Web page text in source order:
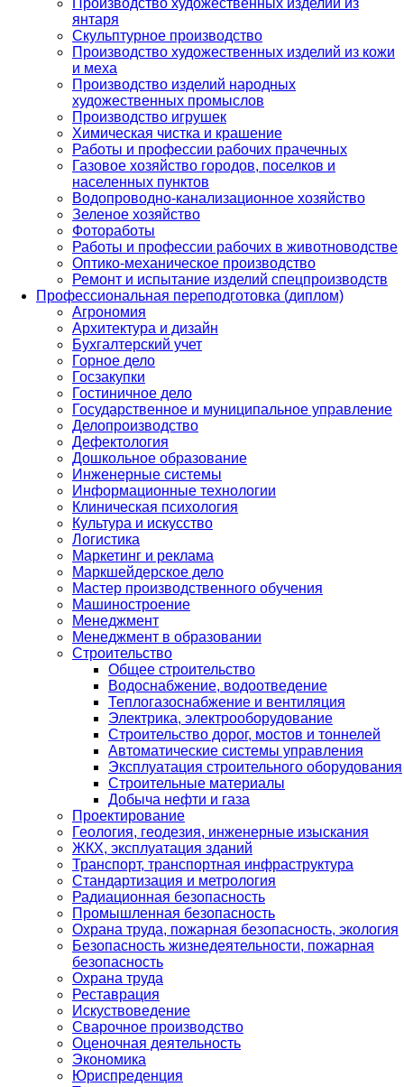
Производство художественных изделий из
янтаря
Скульптурное производство
Производство художественных изделий из кожи
и меха
Производство изделий народных
художественных промыслов
Производство игрушек
Химическая чистка и крашение
Работы и профессии рабочих прачечных
Газовое хозяйство городов, поселков и
населенных пунктов
Водопроводно-канализационное хозяйство
Зеленое хозяйство
Фотоработы
Работы и профессии рабочих в животноводстве
Оптико-механическое производство
Ремонт и испытание изделий спецпроизводств
Профессиональная переподготовка (диплом)
Агрономия
Архитектура и дизайн
Бухгалтерский учет
Горное дело
Госзакупки
Гостиничное дело
Государственное и муниципальное управление
Делопроизводство
Дефектология
Дошкольное образование
Инженерные системы
Информационные технологии
Клиническая психология
Культура и искусство
Логистика
Маркетинг и реклама
Маркшейдерское дело
Мастер производственного обучения
Машиностроение
Менеджмент
Менеджмент в образовании
Строительство
Общее строительство
Водоснабжение, водоотведение
Теплогазоснабжение и вентиляция
Электрика, электрооборудование
Строительство дорог, мостов и тоннелей
Автоматические системы управления
Эксплуатация строительного оборудования
Строительные материалы
Добыча нефти и газа
Проектирование
Геология, геодезия, инженерные изыскания
ЖКХ, эксплуатация зданий
Транспорт, транспортная инфраструктура
Стандартизация и метрология
Радиационная безопасность
Промышленная безопасность
Охрана труда, пожарная безопасность, экология
Безопасность жизнедеятельности, пожарная
безопасность
Охрана труда
Реставрация
Искуствоведение
Сварочное производство
Оценочная деятельность
Экономика
Юриспреденция